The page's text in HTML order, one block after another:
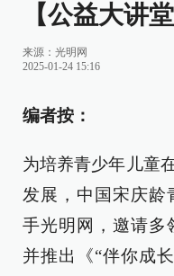
【公益大讲
来源： 光明网
2025-01-24 15:16
编者按：
为培养青少年儿童
发展，中国宋庆龄
手光明网，邀请多
并推出《“伴你成